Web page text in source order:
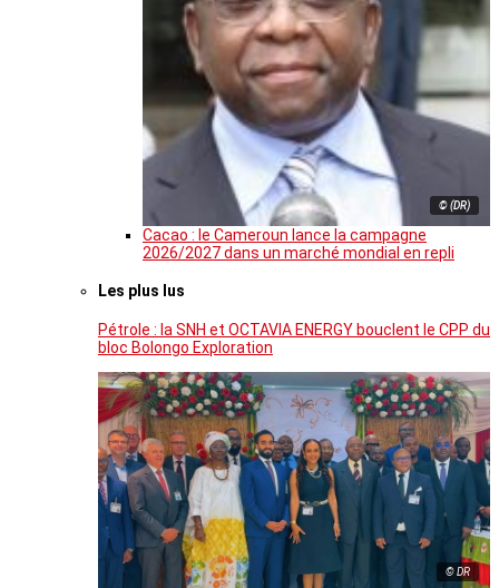
© (DR)
Cacao : le Cameroun lance la campagne
2026/2027 dans un marché mondial en repli
Les plus lus
Pétrole : la SNH et OCTAVIA ENERGY bouclent le CPP du
bloc Bolongo Exploration
© DR